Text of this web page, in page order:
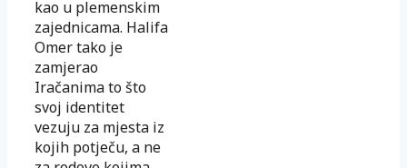
kao u plemenskim
zajednicama. Halifa
Omer tako je
zamjerao
Iračanima to što
svoj identitet
vezuju za mjesta iz
kojih potječu, a ne